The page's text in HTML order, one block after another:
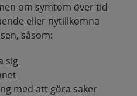
om symtom över tid
eller nytillkomna
såsom:
sig
med att göra saker